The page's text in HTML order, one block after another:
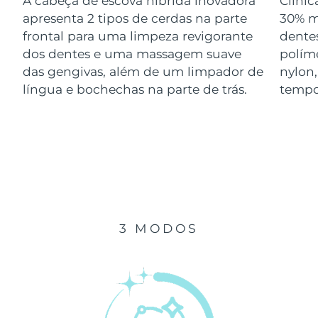
apresenta 2 tipos de cerdas na parte
frontal para uma limpeza revigorante
dos dentes e uma massagem suave
das gengivas, além de um limpador de
língua e bochechas na parte de trás.
30%
3 MODOS
Luxemburgo Entrega prevista09/08/2026
Macau, RAE da
China
Entrega prevista 11/08/2026
Malásia Entrega prevista12/08/2026
Entrega prevista
Entrega prevista